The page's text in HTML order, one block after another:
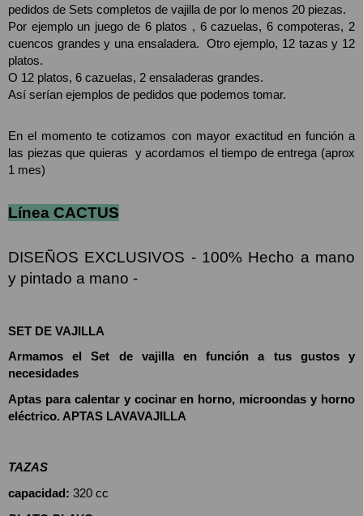
pedidos de Sets completos de vajilla de por lo menos 20 piezas.
Por ejemplo un juego de 6 platos , 6 cazuelas, 6 compoteras, 2
cuencos grandes y una ensaladera.  Otro ejemplo, 12 tazas y 12
platos.
O 12 platos, 6 cazuelas, 2 ensaladeras grandes.
Así serían ejemplos de pedidos que podemos tomar.
En el momento te cotizamos con mayor exactitud en función a
las piezas que quieras  y acordamos el tiempo de entrega (aprox
1 mes)
Línea CACTUS
DISEÑOS EXCLUSIVOS - 100% Hecho a mano
y pintado a mano -
SET DE VAJILLA
Armamos el Set de vajilla en función a tus gustos y
necesidades
Aptas para calentar y cocinar en horno, microondas y horno
eléctrico. APTAS LAVAVAJILLA
TAZAS
capacidad: 320 cc